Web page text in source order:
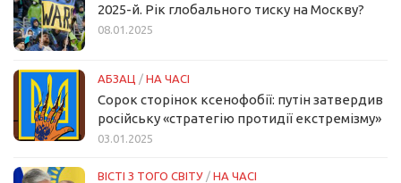
2025-й. Рік глобального тиску на Москву?
08.01.2025
АБЗАЦ / НА ЧАСІ
Сорок сторінок ксенофобії: путін затвердив
російську «стратегію протидії екстремізму»
03.01.2025
ВІСТІ З ТОГО СВІТУ / НА ЧАСІ